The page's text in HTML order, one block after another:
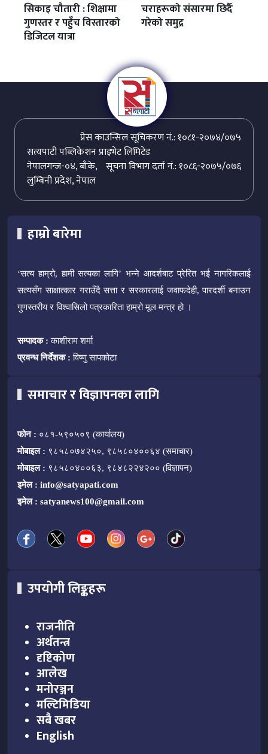
सिकाइ चौतारी : शिक्षामा
गुणस्तर र पहुँच विस्तारको
डिजिटल यात्रा
चराहरूको संसारमा छिर्दै
गरेको समुद्र
प्रेस काउन्सिल सूचिकरण नं.: १०८१-२०७४/०७५
सत्यपाटी पब्लिकेशन प्राइभेट लिमिटेड
सूचना विभाग दर्ता नं.: १०८६-२०७५/०७६
नेपालगन्ज-०४, बाँके,
लुम्बिनी प्रदेश, नेपाल
हाम्रो बारेमा
‘सत्य हाम्रो, हामी सत्यका लागि’ भन्ने आदर्शबाट प्रेरित भई नागरिकलाई
सत्यसँग साक्षात्कार गराउँदै सत्ता र सरकारलाई जवाफदेही, पारदर्शी बनाउन
गुणस्तरीय र विश्वासिलो पत्रकारिता हाम्रो मूल मन्त्र हो ।
सम्पादक : काशीराम शर्मा
प्रवन्ध निर्देशक : विष्णु सापकोटा
समाचार र विज्ञापनका लागि
फोन : ०८१-५९०५०९ (कार्यालय)
मोबाइल : ९८५८०७४२५०, ९८५८०४००६४ (समाचार)
मोबाइल : ९८५८०४००६३, ९८४८२२४२०० (विज्ञापन)
इमेल : info@satyapati.com
इमेल : satyanews100@gmail.com
उपयोगी लिङ्कहरू
राजनीति
अर्थतन्त्र
दृष्टिकोण
आलेख
मनोरञ्जन
मल्टिमिडिया
सबै खबर
English